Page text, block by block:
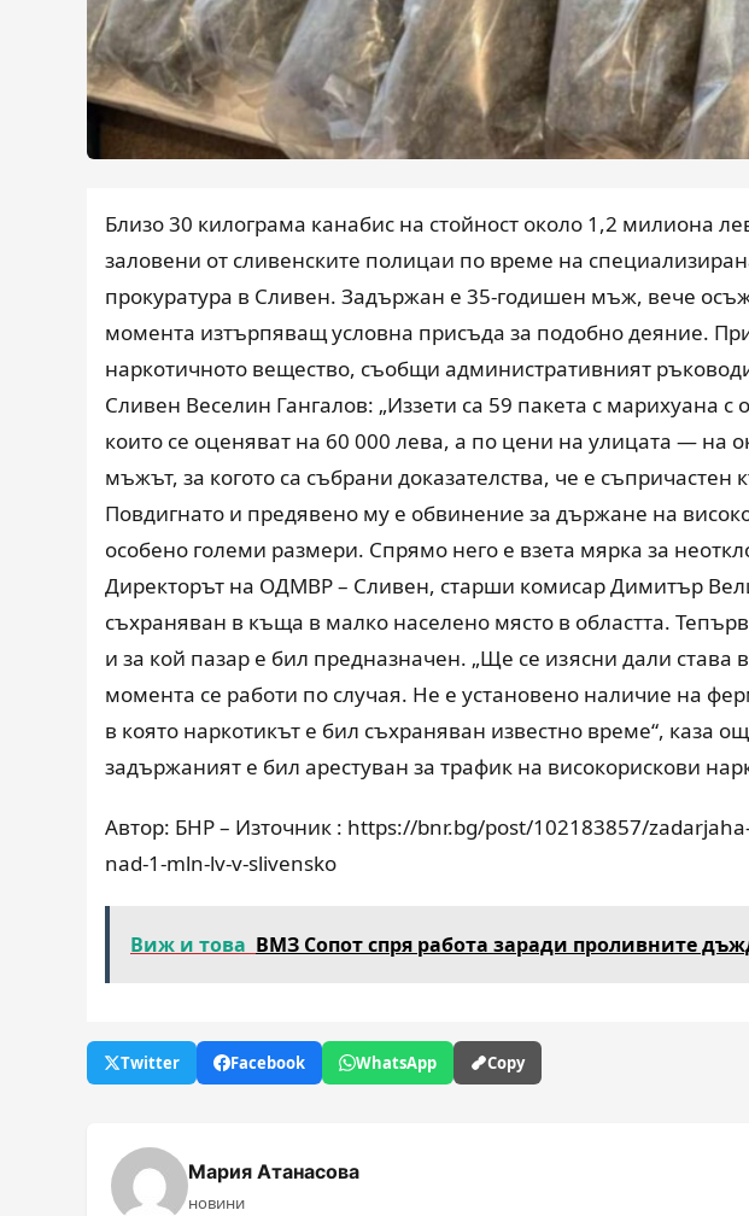
Близо 30 килограма канабис на стойност около 1,2 милиона
заловени от сливенските полицаи по време на
прокуратура в Сливен. Задържан е 35-годишен мъж, вече
момента изтърпяващ условна присъда за подобно деяние.
наркотичното вещество, съобщи административният
Сливен Веселин Гангалов: „Иззети са 59 пакета с марихуана с
които се оценяват на 60 000 лева, а по цени на улицата — на
мъжът, за когото са събрани доказателства, че е
Повдигнато и предявено му е обвинение за държане на
особено големи размери. Спрямо него е взета мярка за
Директорът на ОДМВР – Сливен, старши комисар Димитър
съхраняван в къща в малко населено място в областта.
и за кой пазар е бил предназначен. „Ще се изясни дали става
момента се работи по случая. Не е установено наличие на
в която наркотикът е бил съхраняван известно време“, каза
задържаният е бил арестуван за трафик на високорискови
Автор: БНР – Източник : https://bnr.bg/post/102183857/
nad-1-mln-lv-v-slivensko
Виж и това ВМЗ Сопот спря работа заради проливните
Twitter Facebook WhatsApp Copy
Мария Атанасова
новини